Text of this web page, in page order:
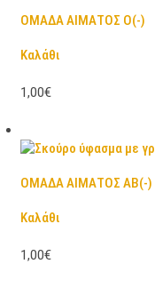
ΟΜΑΔΑ ΑΙΜΑΤΟΣ Ο(-)
Καλάθι
1,00€
ΟΜΑΔΑ ΑΙΜΑΤΟΣ ΑΒ(-)
Καλάθι
1,00€